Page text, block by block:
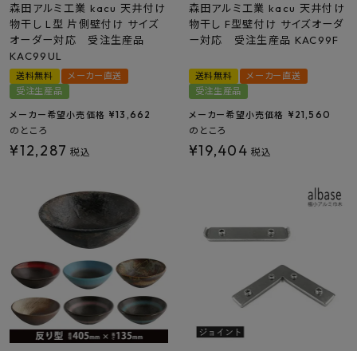
森田アルミ工業 kacu 天井付け
物干し L型 片側壁付け サイズ
オーダー対応 受注生産品
KAC99UL
送料無料
メーカー直送
受注生産品
メーカー希望小売価格 ¥13,662
のところ
¥12,287 税込
森田アルミ工業 kacu 天井付け
物干し F型壁付け サイズオーダ
ー対応 受注生産品 KAC99F
送料無料
メーカー直送
受注生産品
メーカー希望小売価格 ¥ 21,560
のところ
¥19,404 税込